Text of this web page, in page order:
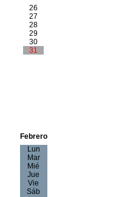
26
27
28
29
30
31
Febrero
Lun
Mar
Mié
Jue
Vie
Sáb